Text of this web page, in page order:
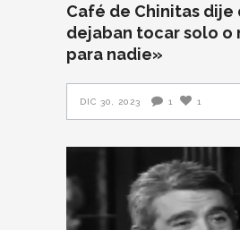
Café de Chinitas dije
dejaban tocar solo o
para nadie»
DIC 30, 2023 1 1